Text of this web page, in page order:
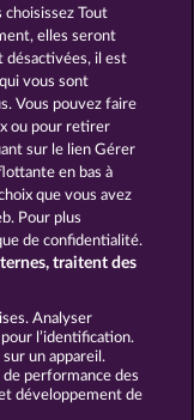
FAQ
choisissez Tout
elles seront
désactivées, il est
vous sont
Vous pouvez faire
ou pour retirer
sur le lien Gérer
en bas à
que vous avez
Pour plus
de confidentialité.
traitent des
Analyser
l’identification.
un appareil.
performance des
développement de